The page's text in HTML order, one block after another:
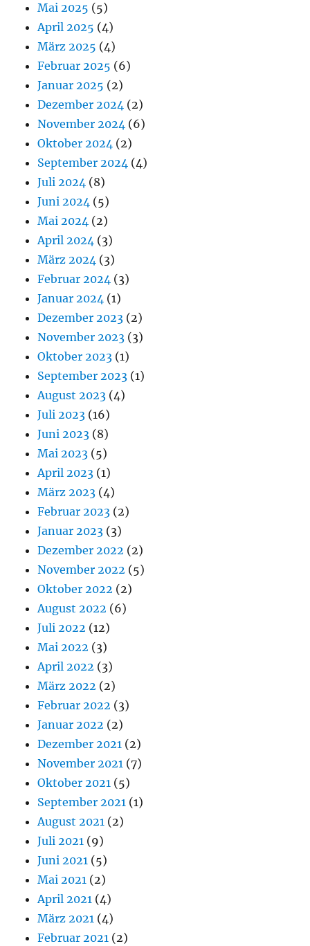
Mai 2025 (5)
April 2025 (4)
März 2025 (4)
Februar 2025 (6)
Januar 2025 (2)
Dezember 2024 (2)
November 2024 (6)
Oktober 2024 (2)
September 2024 (4)
Juli 2024 (8)
Juni 2024 (5)
Mai 2024 (2)
April 2024 (3)
März 2024 (3)
Februar 2024 (3)
Januar 2024 (1)
Dezember 2023 (2)
November 2023 (3)
Oktober 2023 (1)
September 2023 (1)
August 2023 (4)
Juli 2023 (16)
Juni 2023 (8)
Mai 2023 (5)
April 2023 (1)
März 2023 (4)
Februar 2023 (2)
Januar 2023 (3)
Dezember 2022 (2)
November 2022 (5)
Oktober 2022 (2)
August 2022 (6)
Juli 2022 (12)
Mai 2022 (3)
April 2022 (3)
März 2022 (2)
Februar 2022 (3)
Januar 2022 (2)
Dezember 2021 (2)
November 2021 (7)
Oktober 2021 (5)
September 2021 (1)
August 2021 (2)
Juli 2021 (9)
Juni 2021 (5)
Mai 2021 (2)
April 2021 (4)
März 2021 (4)
Februar 2021 (2)